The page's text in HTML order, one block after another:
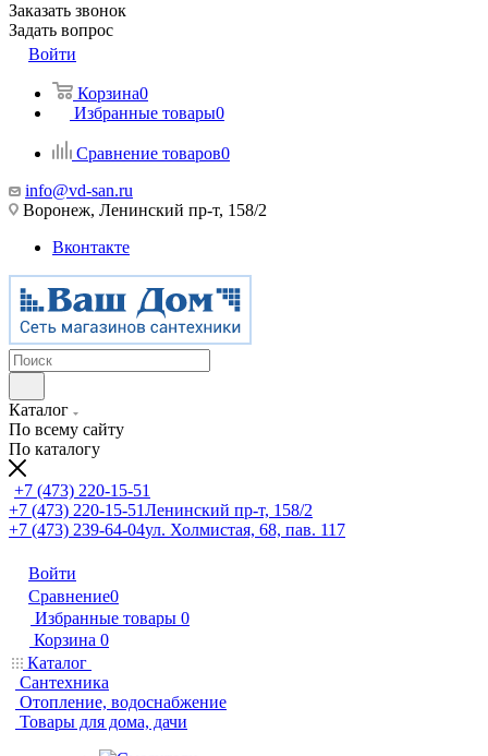
Заказать звонок
Задать вопрос
Войти
Корзина0
Избранные товары0
Сравнение товаров0
info@vd-san.ru
Воронеж, Ленинский пр-т, 158/2
Вконтакте
Каталог
По всему сайту
По каталогу
+7 (473) 220-15-51
+7 (473) 220-15-51Ленинский пр-т, 158/2
+7 (473) 239-64-04ул. Холмистая, 68, пав. 117
Войти
Сравнение0
Избранные товары 0
Корзина 0
Каталог
Сантехника
Отопление, водоснабжение
Товары для дома, дачи